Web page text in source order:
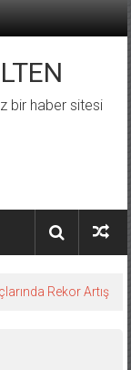
bir haber sitesi
Rekor Artış